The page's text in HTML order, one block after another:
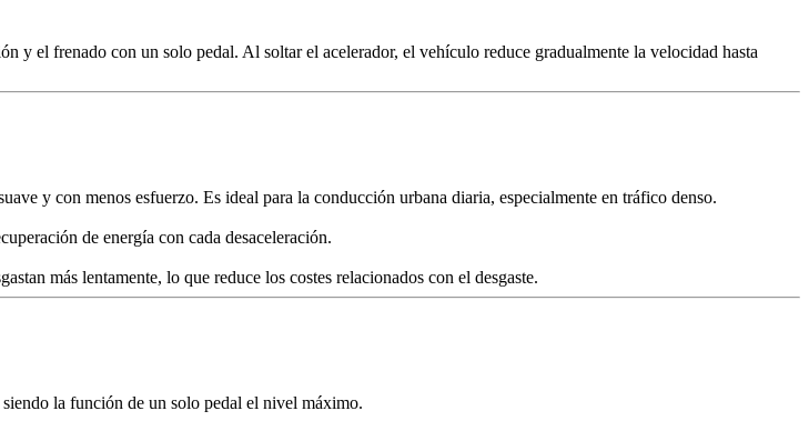
el frenado con un solo pedal. Al soltar el acelerador, el vehículo reduce gradualmente la velocidad hasta
y con menos esfuerzo. Es ideal para la conducción urbana diaria, especialmente en tráfico denso.
de energía con cada desaceleración.
más lentamente, lo que reduce los costes relacionados con el desgaste.
la función de un solo pedal el nivel máximo.